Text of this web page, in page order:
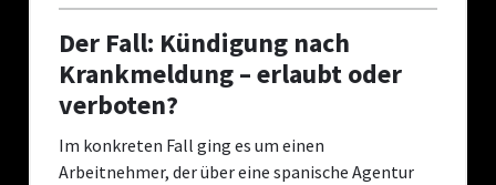
Der Fall: Kündigung nach
Krankmeldung – erlaubt oder
verboten?
Im konkreten Fall ging es um einen
Arbeitnehmer, der über eine spanische Agentur